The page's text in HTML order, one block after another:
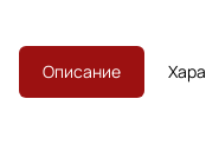
Описание